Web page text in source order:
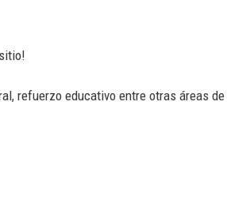
refuerzo educativo entre otras áreas